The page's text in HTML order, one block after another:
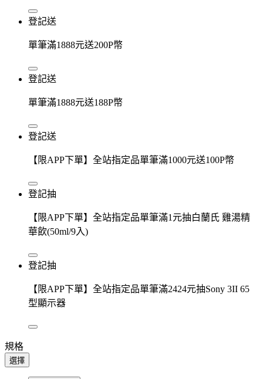
登記送
單筆滿1888元送200P幣
登記送
單筆滿1888元送188P幣
登記送
【限APP下單】全站指定品單筆滿1000元送100P幣
登記抽
【限APP下單】全站指定品單筆滿1元抽白蘭氏 雞湯精
華飲(50ml/9入)
登記抽
【限APP下單】全站指定品單筆滿2424元抽Sony 3II 65
型顯示器
規格
選擇